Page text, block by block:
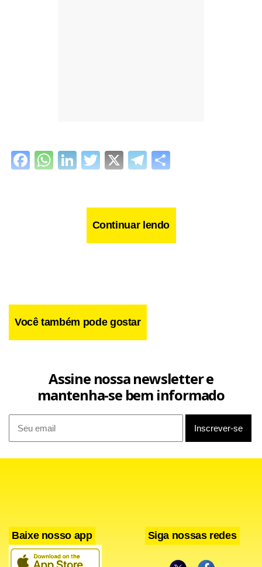
Facebook
WhatsApp
LinkedIn
Twitter
X Telegram
Continuar lendo
Você também pode gostar
Assine nossa newsletter e
mantenha-se bem informado
Baixe nosso app Siga nossas redes